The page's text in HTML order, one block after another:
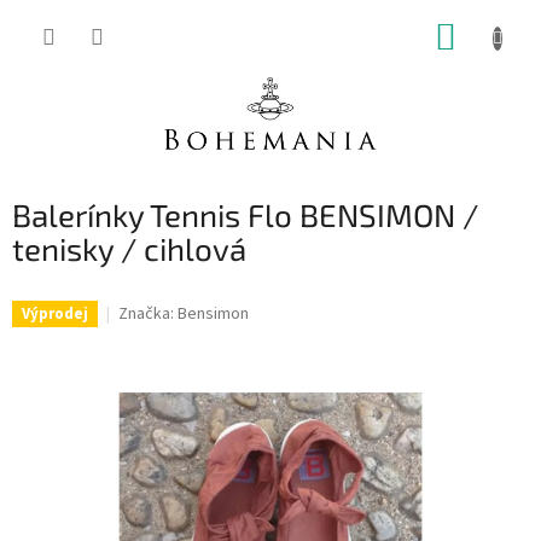
Balerínky Tennis Flo BENSIMON /
tenisky / cihlová
Výprodej Značka: Bensimon